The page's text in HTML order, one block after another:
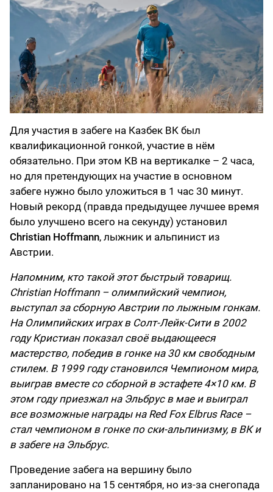
Для участия в забеге на Казбек ВК был
квалификационной гонкой, участие в нём
обязательно. При этом КВ на вертикалке – 2 часа,
но для претендующих на участие в основном
забеге нужно было уложиться в 1 час 30 минут.
Новый рекорд (правда предыдущее лучшее время
было улучшено всего на секунду) установил
Christian Hoffmann, лыжник и альпинист из
Австрии.
Напомним, кто такой этот быстрый товарищ.
Christian Hoffmann – олимпийский чемпион,
выступал за сборную Австрии по лыжным гонкам.
На Олимпийских играх в Солт-Лейк-Сити в 2002
году Кристиан показал своё выдающееся
мастерство, победив в гонке на 30 км свободным
стилем. В 1999 году становился Чемпионом мира,
выиграв вместе со сборной в эстафете 4×10 км. В
этом году приезжал на Эльбрус в мае и выиграл
все возможные награды на Red Fox Elbrus Race –
стал чемпионом в гонке по ски-альпинизму, в ВК и
в забеге на Эльбрус.
Проведение забега на вершину было
запланировано на 15 сентября, но из-за снегопада